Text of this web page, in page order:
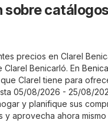
sobre
precios en Clarel
Benicarló. En
Clarel tiene para
05/08/2026 - 25/08/
y planifique sus
y aprovecha ahora